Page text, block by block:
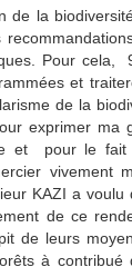
la
Pour
et
de la
exprimer
pour le
KAZI a
de ce
de leurs
à